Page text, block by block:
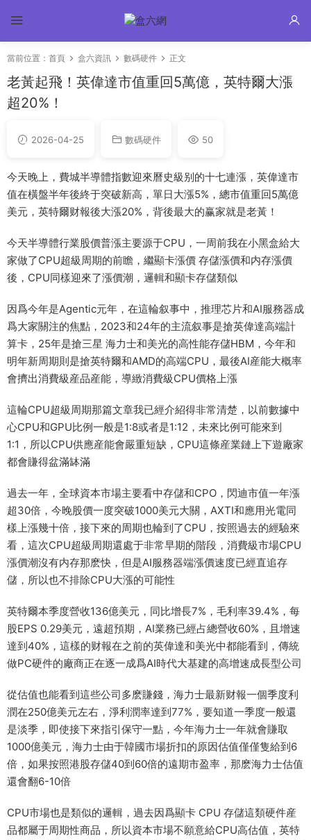
當前位置： 首頁 盒六資訊 數碼硬件 正文
老黃起飛！英偉達市值重回5萬億，英特爾大漲
超20%！
2026-04-25 數碼硬件 50
今天晚上，費城半導體指數迎來曆史級别的十七連漲，英偉達市
值在橫盤半年後終于突破新高，單日大漲5%，總市值重回5萬億
美元，英特爾财報後大漲20%，背後最大的赢家就是老黃！
今天半導體行業股價普漲主要源于CPU，一周前我在小黑盒給大
家做了CPU超級周期的前瞻，繼顯卡漲價 存儲漲價和内存漲價
後，CPU同樣迎來了漲價潮，邏輯和顯卡存儲類似
因爲今年是Agentic元年，在這輪叙事中，推理芯片和AI服務器成
爲大家關注的焦點，2023和24年的主流叙事是搶英偉達高端計
算卡，25年是搶三星 海力士和美光的高性能存儲HBM，今年和
明年新周期則是搶英特爾和AMD的高端CPU，最後AI産能大概率
會擠出消費級産品産能，導緻消費級CPU價格上漲
這輪CPU超級周期那篇文章我已經介紹得非常清楚，以前數據中
心CPU和GPU比例一般是1:8或者是1:12，未來比例可能來到
1:1，所以CPU供應産能會嚴重短缺，CPU這條産業鏈上下遊廠家
都會賺得盆滿缽滿
過去一年，全球資本市場主要看中存儲和CPO，閃迪市值一年漲
超30倍，今晚股價一度突破1000美元大關，AXTI和應用光電同
樣上漲幾十倍，接下來的周期也輪到了CPU，按照過去的經驗來
看，這次CPU超級周期還處于非常早期的階段，消費級市場CPU
漲價潮沒有内存那麽快，但是AI服務器端漲價速度已經直追存
儲，所以也不排除CPU大漲的可能性
英特爾本季度營收136億美元，同比增長7%，毛利率39.4%，每
股EPS 0.29美元，遠超預期，AI業務已經占總營收60%，且增速
達到40%，這樣的财報在之前的英偉達和美光中都能看到，傳統
做PC硬件的廠商正在逐一成爲AI時代大基建的高增速成長型公司
從估值也能看到這些公司多麽賺錢，海力士最新财報一個季度利
潤在250億美元左右，淨利潤率達到77%，要知道一季度一般還
是淡季，即使接下來指引保守一點，今年海力士一年就會賺取
1000億美元，海力士由于韓國市場折扣的原因估值僅僅隻給到6
倍，如果按照港股存儲40到60倍的遠期市盈率，那麽海力士估值
還會翻6-10倍
CPU市場也是類似的邏輯，過去因爲顯卡 CPU 存儲這類硬件産
品都屬于周期性商品，所以資本市場不願意給CPU高估值，英特